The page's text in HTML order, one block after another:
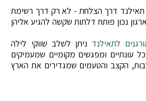
תאילנד דרך הצלחת - לא רק דרך רשימת
נכון פותח דלתות שקשה להגיע אליהן
לתאילנד ניתן לשלב שווקי לילה
עונתיים ומפגשים מקומיים שמעמיקים
הקצב והטעמים שמגדירים את הארץ